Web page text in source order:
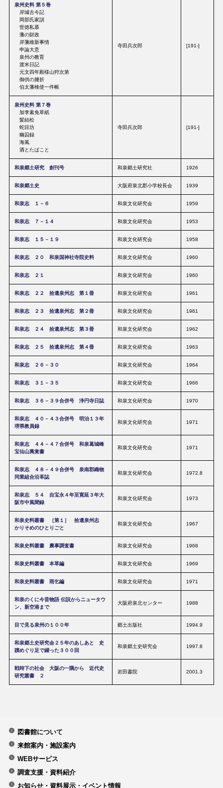
泉州史料 第５巻
岸城古今記
岡部氏家訓
世徳私慕
藩の財政
岸藩維新事情
申論大意
泉州の教育
渡米日記
元文四年殿様山狩次第
御供の腰折
伯太藩検使一件帳
寺田兵次郎 [191-]
泉州史料 第７巻
加李素免草紙
髪結松
蛇目坊
幽囚録
海風
酒とたばこと
寺田兵次郎 [191-]
和泉郷土研究 創刊号 和泉郷土研究社 1926
和泉郷土史 大阪府泉北郡小学校長会 1939
和泉志 １－６ 和泉文化研究会 1959
和泉志 ７－１４ 和泉文化研究会 1953
和泉志 １５－１９ 和泉文化研究会 1958
和泉志 ２０ 和泉国神社寺院史料 和泉文化研究会 1960
和泉志 ２１ 和泉文化研究会 1960
和泉志 ２２ 拾遺泉州志 第１冊 和泉文化研究会 1961
和泉志 ２３ 拾遺泉州志 第２冊 和泉文化研究会 1961
和泉志 ２４ 拾遺泉州志 第３冊 和泉文化研究会 1962
和泉志 ２５ 拾遺泉州志 第４冊 和泉文化研究会 1963
和泉志 ２６－３０ 和泉文化研究会 1964
和泉志 ３１－３５ 和泉文化研究会 1966
和泉志 ３６－３９合併号 浄円寺日誌 和泉文化研究会 1970
和泉志 ４０－４３合併号 明治１３年
堺県教員録
和泉文化研究会 1971
和泉志 ４４－４７合併号 和泉葛城峰
宝仙山萬覚書
和泉文化研究会 1971
和泉志 ４８－４９合併号 泉南郡織物
同業組合沿革誌
和泉文化研究会 1972.8
和泉志 ５４ 自宝永４年至寛延３年大
阪市中風聞録
和泉文化研究会 1973
和泉史料叢書 ［第１］ 拾遺泉州志
かりそめのひとりごと
和泉文化研究会 1967
和泉史料叢書 農事調査書 和泉文化研究会 1968
和泉史料叢書 本草編 和泉文化研究会 1969
和泉史料叢書 雨乞編 和泉文化研究会 1971
和泉のくに今昔物語 伝説からニュータウ
ン、新空港まで
大阪府泉北センター 1988
目で見る泉州の１００年 郷土出版社 1994.9
和泉郷土史研究会２５年のあしあと 史
蹟めぐり足で綴った３００回
和泉郷土史研究会 1997.8
戦時下の社会 大阪の一隅から 近代史
研究叢書 ２
岩田書院 2001.3
図書館について
来館案内・施設案内
WEBサービス
調査支援・資料紹介
お知らせ・資料展示・イベント情報